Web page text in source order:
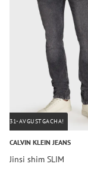
31-AVGUSTGACHA!
CALVIN KLEIN JEANS
Jinsi shim SLIM